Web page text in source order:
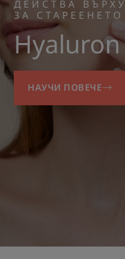
ДЕЙСТВА
ЗА
Hyaluron
НАУЧИ ПОВЕЧЕ